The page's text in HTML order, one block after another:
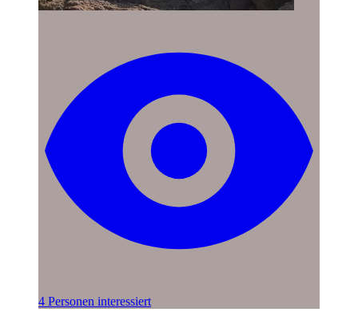
4 Personen interessiert